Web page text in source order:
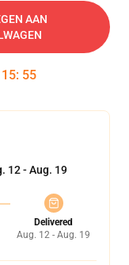
AAN
15: 55
12 - Aug. 19
Delivered
Aug. 12 - Aug. 19